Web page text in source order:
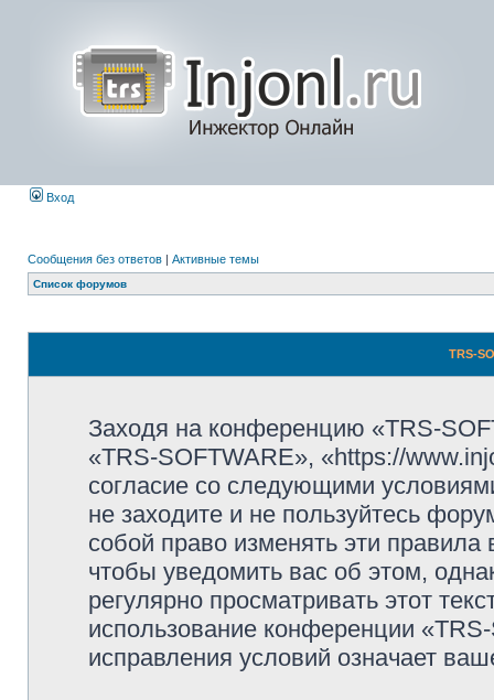
Вход
Сообщения без ответов | Активные темы
Список форумов
TRS-
Заходя на конференцию «TRS-
«TRS-SOFTWARE», «https://
согласие со следующими
не заходите и не пользуйтесь
собой право изменять эти
чтобы уведомить вас об этом,
регулярно просматривать этот
использование конференции
исправления условий означает